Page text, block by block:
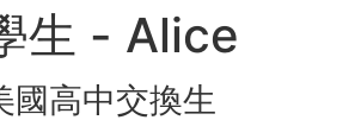
生 - Alice
國高中交換生